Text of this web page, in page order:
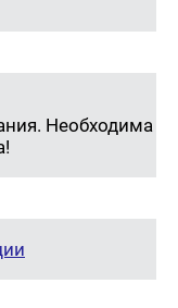
Необходима